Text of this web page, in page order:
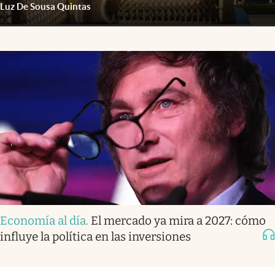
Luz De Sousa Quintas
Economía al día. El mercado ya mira a 2027: cómo
influye la política en las inversiones